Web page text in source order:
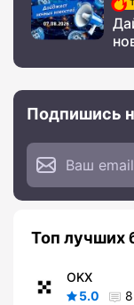
Подпишись
Топ лучших
OKX
5.0